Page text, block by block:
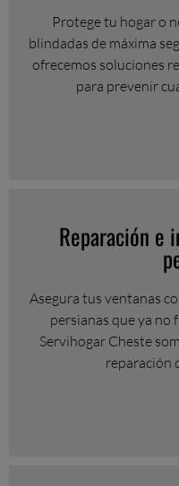
Protege tu hogar o
blindadas de máxima
ofrecemos soluciones
para prevenir
Reparación e
Asegura tus ventanas
persianas que ya no
Servihogar Cheste
reparación